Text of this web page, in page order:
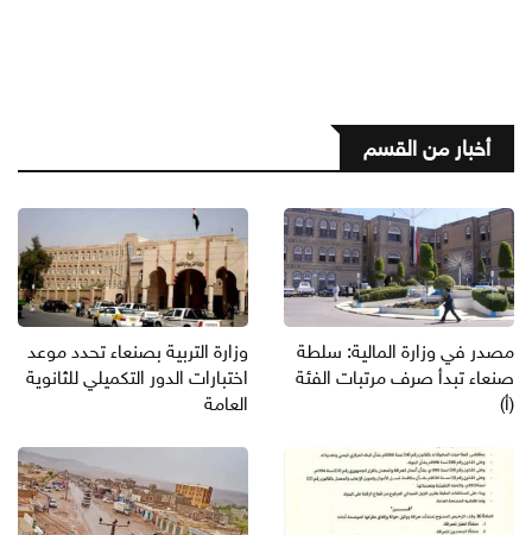
أخبار من القسم
مصدر في وزارة المالية: سلطة
صنعاء تبدأ صرف مرتبات الفئة
(أ)
وزارة التربية بصنعاء تحدد موعد
اختبارات الدور التكميلي للثانوية
العامة